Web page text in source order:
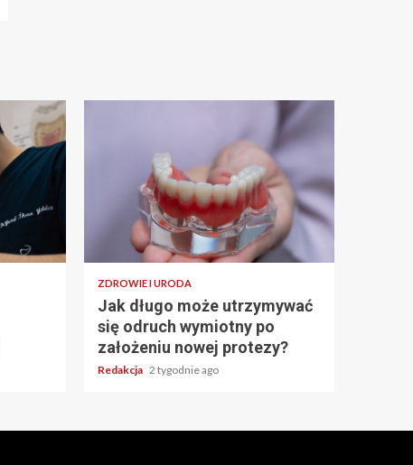
ZDROWIE I URODA
Jak długo może utrzymywać
się odruch wymiotny po
założeniu nowej protezy?
Redakcja 2 tygodnie ago